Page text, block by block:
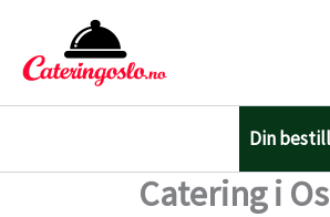
innholdet
Din
Catering i